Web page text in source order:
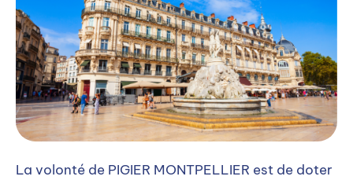
La volonté de PIGIER MONTPELLIER est de doter